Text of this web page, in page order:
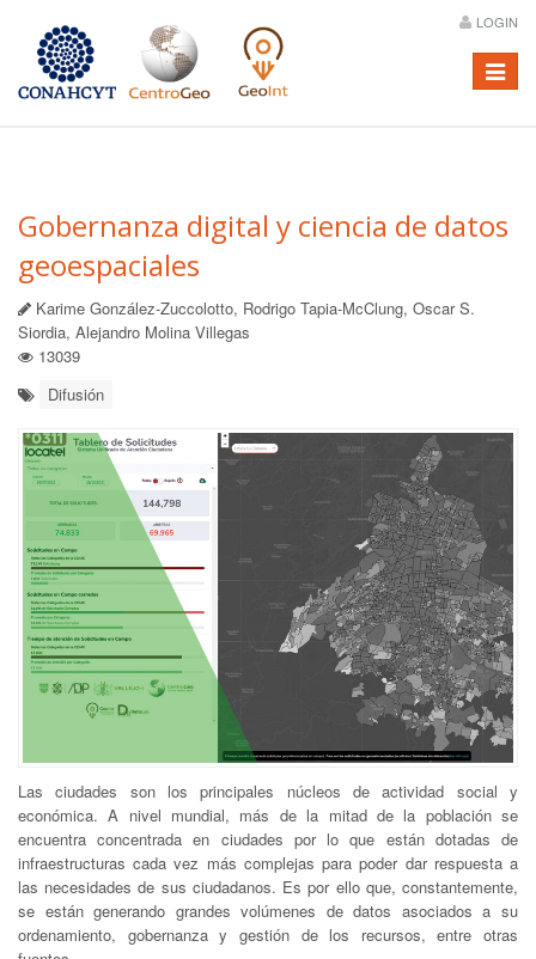
LOGIN
Menú
Gobernanza digital y ciencia de datos
geoespaciales
Karime González-Zuccolotto, Rodrigo Tapia-McClung, Oscar S.
Siordia, Alejandro Molina Villegas
13039
Difusión
Las ciudades son los principales núcleos de actividad social y
económica. A nivel mundial, más de la mitad de la población se
encuentra concentrada en ciudades por lo que están dotadas de
infraestructuras cada vez más complejas para poder dar respuesta a
las necesidades de sus ciudadanos. Es por ello que, constantemente,
se están generando grandes volúmenes de datos asociados a su
ordenamiento, gobernanza y gestión de los recursos, entre otras